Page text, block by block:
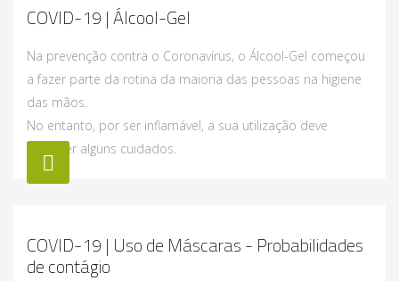
COVID-19 | Álcool-Gel
Na prevenção contra o Coronavírus, o Álcool-Gel começou
a fazer parte da rotina da maioria das pessoas na higiene
das mãos.
No entanto, por ser inflamável, a sua utilização deve
requerer alguns cuidados.
COVID-19 | Uso de Máscaras - Probabilidades
de contágio